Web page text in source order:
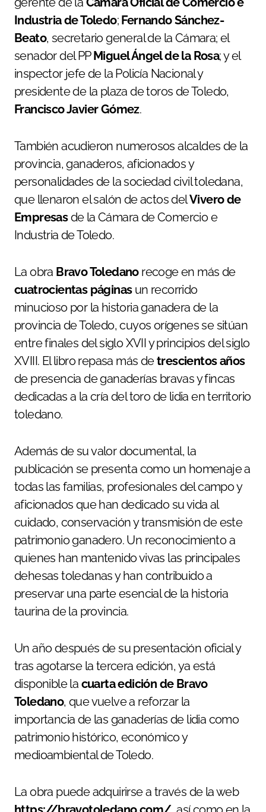
Industria de Toledo; Fernando Sánchez-
Beato, secretario general de la Cámara; el
senador del PPMiguel Ángel de la Rosa; y el
inspector jefe de la Policía Nacional y
presidente de la plaza de toros de Toledo,
Francisco Javier Gómez.
También acudieron numerosos alcaldes de la
provincia, ganaderos, aficionados y
personalidades de la sociedad civil toledana,
que llenaron el salón de actos delVivero de
Empresasde la Cámara de Comercio e
Industria de Toledo.
La obra Bravo Toledanorecoge en más de
cuatrocientas páginasun recorrido
minucioso por la historia ganadera de la
provincia de Toledo, cuyos orígenes se sitúan
entre finales del siglo XVII y principios del siglo
XVIII. El libro repasa más detrescientos años
de presencia de ganaderías bravas y fincas
dedicadas a la cría del toro de lidia en territorio
toledano.
Además de su valor documental, la
publicación se presenta como un homenaje a
todas las familias, profesionales del campo y
aficionados que han dedicado su vida al
cuidado, conservación y transmisión de este
patrimonio ganadero. Un reconocimiento a
quienes han mantenido vivas las principales
dehesas toledanas y han contribuido a
preservar una parte esencial de la historia
taurina de la provincia.
Un año después de su presentación oficial y
tras agotarse la tercera edición, ya está
disponible la cuarta edición de Bravo
Toledano, que vuelve a reforzar la
importancia de las ganaderías de lidia como
patrimonio histórico, económico y
medioambiental de Toledo.
La obra puede adquirirse a través de la web